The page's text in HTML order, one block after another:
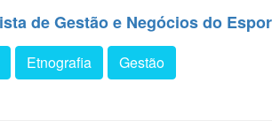
de Gestão e Negócios do
Etnografia Gestão